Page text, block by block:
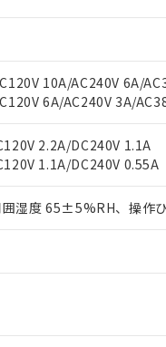
10A/AC240V 6A/
6A/AC240V 3A/
2.2A/DC240V 1.1A
1.1A/DC240V 0.55A
湿度 65±5%RH、操作
同意のうえご利用くださ
機器事業取扱商品の当社
品の中には、本サービス
での実際の在庫および
価格はお客様のお取引
さい。
や当社販売拠点は「販売
果を当社の事前の承諾
ト作成サービス）をご
で当社にご登録された
部品としていたものが、
以下、 カドミウム(Cd)
臭化ビフェニル類(PBB)
御機器に対する適用除外項目は除
閾値を超える意図的な使用がな
より、予定月が前後する
ド
部門へお問い合わせくだ
：
、 Cd(カドミウム) : 100ppm、
リ臭化ビフェニル類) :
フタル酸ジイソブチル) :
)) : 1000ppm
すべてが基準値以下で
いて有害物質が外部に
うち、外国為替および
の提供する場合は、日本
る場合は、完全に破砕す
器、ミサイル、化学兵器
者に販売する場合は、上
販売に係わる関係者が
り
が在庫あり
状況については、お客様
売員にご確認ください)
在庫状況の情報を公開して